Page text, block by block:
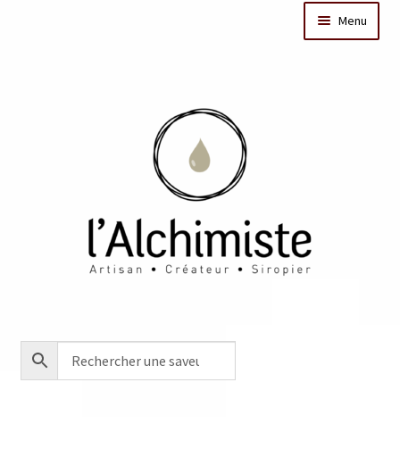
Menu
Acheter en ligne
Contact